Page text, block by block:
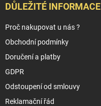
DŮLEŽITÉ INFORMACE
Proč nakupovat u nás ?
Obchodní podmínky
Doručení a platby
GDPR
Odstoupení od smlouvy
Reklamační řád